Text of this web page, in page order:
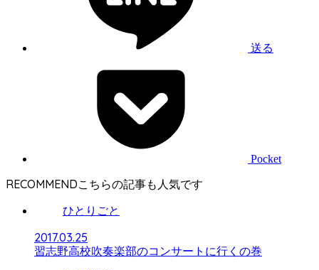
送る
Pocket
RECOMMEND
ひとりごと
2017.03.25
習志野高校吹奏楽部のコンサートに行くの巻